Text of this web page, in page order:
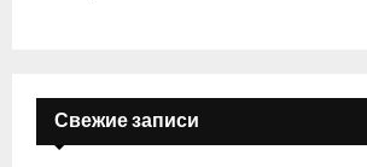
Свежие записи